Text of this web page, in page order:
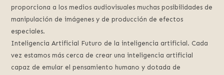
proporciona a los medios audiovisuales muchas posibilidades de
manipulación de imágenes y de producción de efectos
especiales.
Inteligencia Artificial Futuro de la inteligencia artificial. Cada
vez estamos más cerca de crear una inteligencia artificial
capaz de emular el pensamiento humano y dotada de